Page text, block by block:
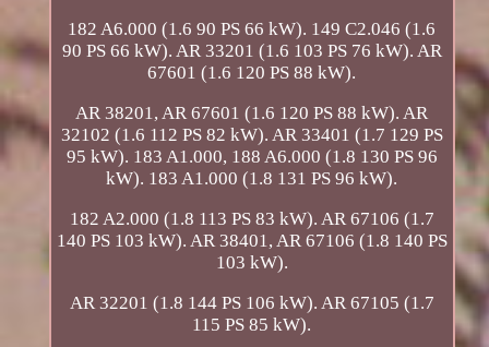
182 A6.000 (1.6 90 PS 66 kW). 149 C2.046 (1.6
90 PS 66 kW). AR 33201 (1.6 103 PS 76 kW). AR
67601 (1.6 120 PS 88 kW).
AR 38201, AR 67601 (1.6 120 PS 88 kW). AR
32102 (1.6 112 PS 82 kW). AR 33401 (1.7 129 PS
95 kW). 183 A1.000, 188 A6.000 (1.8 130 PS 96
kW). 183 A1.000 (1.8 131 PS 96 kW).
182 A2.000 (1.8 113 PS 83 kW). AR 67106 (1.7
140 PS 103 kW). AR 38401, AR 67106 (1.8 140 PS
103 kW).
AR 32201 (1.8 144 PS 106 kW). AR 67105 (1.7
115 PS 85 kW).